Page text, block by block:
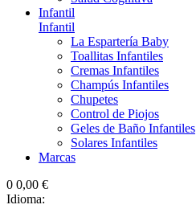
Infantil
Infantil
La Espartería Baby
Toallitas Infantiles
Cremas Infantiles
Champús Infantiles
Chupetes
Control de Piojos
Geles de Baño Infantiles
Solares Infantiles
Marcas
0 0,00 €
Idioma: